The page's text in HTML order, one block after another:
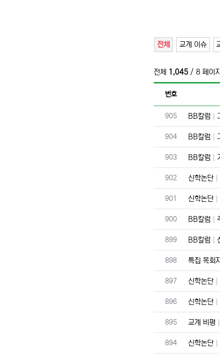
전체 교계 이슈
전체 1,045 / 8 페이
번호
번호
905 BB칼럼
번호
904 BB칼럼
번호
903 BB칼럼
번호
902 신학논단
번호
901 신학논단
번호
900 BB칼럼
번호
899 BB칼럼
번호
898 특집 목회
번호
897 신학논단
번호
896 신학논단
번호
895 교계 비평
번호
894 신학논단